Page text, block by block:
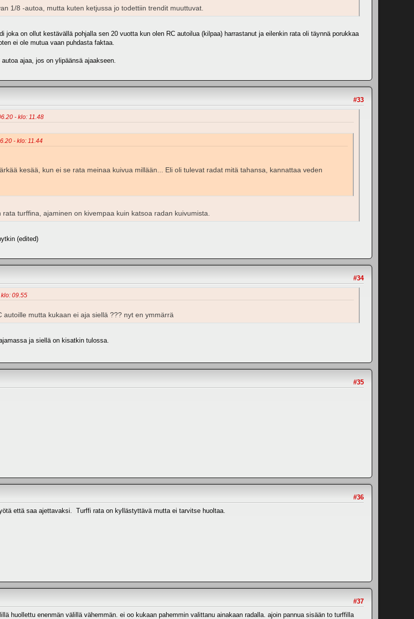
1/8 -autoa, mutta kuten ketjussa jo todettiin trendit muuttuvat.
joka on ollut kestävällä pohjalla sen 20 vuotta kun olen RC autoilua (kilpaa) harrastanut ja eilenkin rata oli täynnä porukkaa
ei ole mutua vaan puhdasta faktaa.
ajaa, jos on ylipäänsä ajaakseen.
#33
- klo: 11.48
- klo: 11.44
kesää, kun ei se rata meinaa kuivua millään... Eli oli tulevat radat mitä tahansa, kannattaa veden
turffina, ajaminen on kivempaa kuin katsoa radan kuivumista.
(edited)
#34
09.55
autoille mutta kukaan ei aja siellä ??? nyt en ymmärrä
ja siellä on kisatkin tulossa.
#35
#36
että saa ajettavaksi. Turffi rata on kyllästyttävä mutta ei tarvitse huoltaa.
#37
huollettu enenmän välillä vähemmän. ei oo kukaan pahemmin valittanu ainakaan radalla. ajoin pannua sisään to turffilla